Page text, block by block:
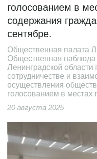
голосованием в
содержания
сентябре.
Общественная палата
Общественная
Ленинградской
сотрудничестве и
осуществления
голосованием в местах
20 августа 2025